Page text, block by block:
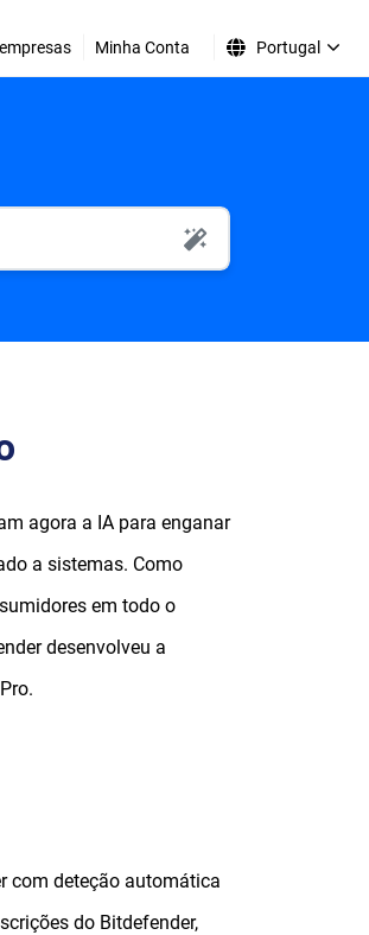
Minha Conta Portugal
agora a IA para enganar
a sistemas. Como
em todo o
desenvolveu a
com deteção automática
do Bitdefender,